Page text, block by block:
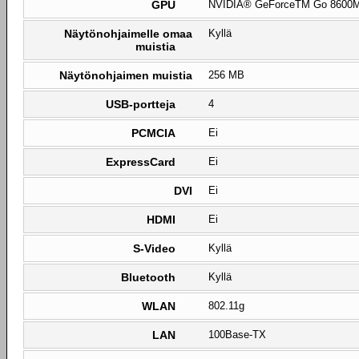
GPU NVIDIA® GeForceTM Go
Näytönohjaimelle omaa
muistia
Kyllä
Näytönohjaimen muistia 256 MB
USB-portteja 4
PCMCIA Ei
ExpressCard Ei
DVI Ei
HDMI Ei
S-Video Kyllä
Bluetooth Kyllä
WLAN 802.11g
LAN 100Base-TX